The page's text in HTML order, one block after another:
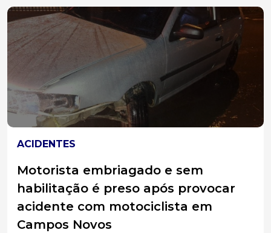
JOAÇABA
Equipe do Abrigo Municipal Frei
Bruno participa de capacitação para
qualificar atendimento a crianças e
adolescentes